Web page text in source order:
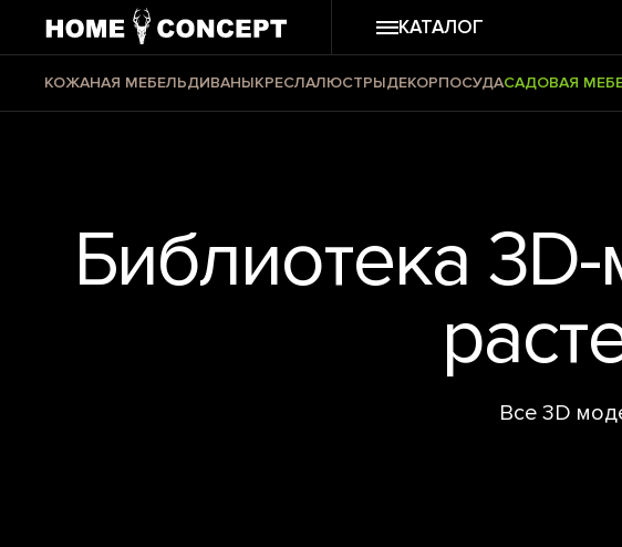
КАТАЛОГ
КОЖАНАЯ МЕБЕЛЬДИВАНЫКРЕСЛАЛЮСТРЫДЕКОРПОСУДАСАДОВАЯ
Библиотека
Все 3D